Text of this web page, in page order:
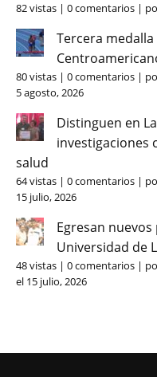
82 vistas | 0 comentarios |
Tercera medalla
80 vistas | 0 comentarios |
5 agosto, 2026
Distinguen en
investigaciones
salud
64 vistas | 0 comentarios |
15 julio, 2026
Egresan
Universidad de
48 vistas | 0 comentarios |
el 15 julio, 2026